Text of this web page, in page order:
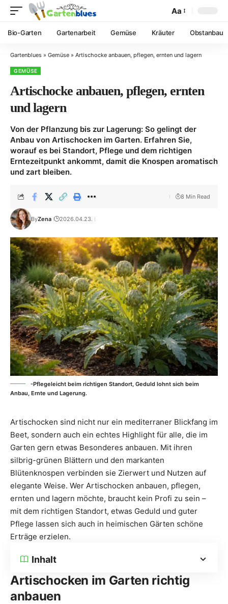
Aa
Bio-Garten Gartenarbeit Gemüse Kräuter Obstanbau
Gartenblues » Gemüse » Artischocke anbauen, pflegen, ernten und lagern
GEMÜSE
Artischocke anbauen, pflegen, ernten
und lagern
Von der Pflanzung bis zur Lagerung: So gelingt der
Anbau von Artischocken im Garten. Erfahren Sie,
worauf es bei Standort, Pflege und dem richtigen
Erntezeitpunkt ankommt, damit die Knospen aromatisch
und zart bleiben.
ByZena 2026.04.23.
8 Min Read
-Pflegeleicht beim richtigen Standort, Geduld lohnt sich beim
Anbau, Ernte und Lagerung.
Artischocken sind nicht nur ein mediterraner Blickfang im
Beet, sondern auch ein echtes Highlight für alle, die im
Garten gern etwas Besonderes anbauen. Mit ihren
silbrig-grünen Blättern und den markanten
Blütenknospen verbinden sie Zierwert und Nutzen auf
elegante Weise. Wer Artischocken anbauen, pflegen,
ernten und lagern möchte, braucht kein Profi zu sein –
mit dem richtigen Standort, etwas Geduld und guter
Pflege lassen sich auch in heimischen Gärten schöne
Erträge erzielen.
Inhalt
Artischocken im Garten richtig
anbauen